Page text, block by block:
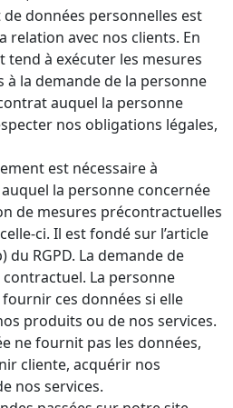
données personnelles est
relation avec nos clients. En
tend à exécuter les mesures
la demande de la personne
auquel la personne
nos obligations légales,
est nécessaire à
la personne concernée
de mesures précontractuelles
ci. Il est fondé sur l’article
RGPD. La demande de
La personne
ces données si elle
produits ou de nos services.
ne fournit pas les données,
cliente, acquérir nos
nos services.